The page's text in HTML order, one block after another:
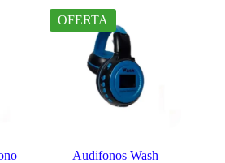
OFERTA
Audifonos Wash